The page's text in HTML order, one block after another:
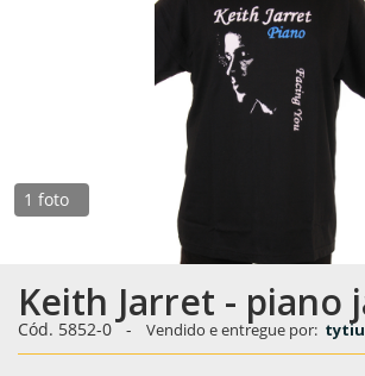
1 foto
Keith Jarret - piano
Cód. 5852-0- Vendido e entregue por: